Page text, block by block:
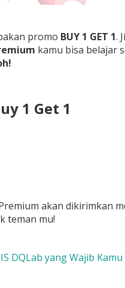
promo BUY 1 GET 1.
kamu bisa belajar
1 Get 1
akan dikirimkan
teman mu!
DQLab yang Wajib